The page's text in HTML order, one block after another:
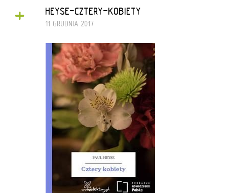
+ HEYSE-CZTERY-KOBIETY
11 GRUDNIA 2017